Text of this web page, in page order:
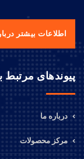
اطلاعات بیشتر
پیوندهای
درباره ما
مرکز محصولات